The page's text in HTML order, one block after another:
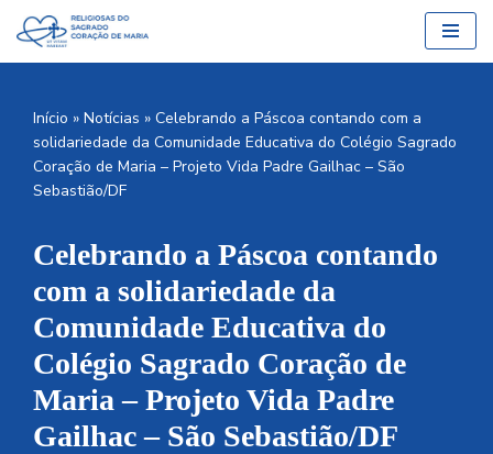
Pular
conteúdo
Início » Notícias » Celebrando a Páscoa contando com a
solidariedade da Comunidade Educativa do Colégio Sagrado
Coração de Maria – Projeto Vida Padre Gailhac – São
Sebastião/DF
Celebrando a Páscoa contando
com a solidariedade da
Comunidade Educativa do
Colégio Sagrado Coração de
Maria – Projeto Vida Padre
Gailhac – São Sebastião/DF